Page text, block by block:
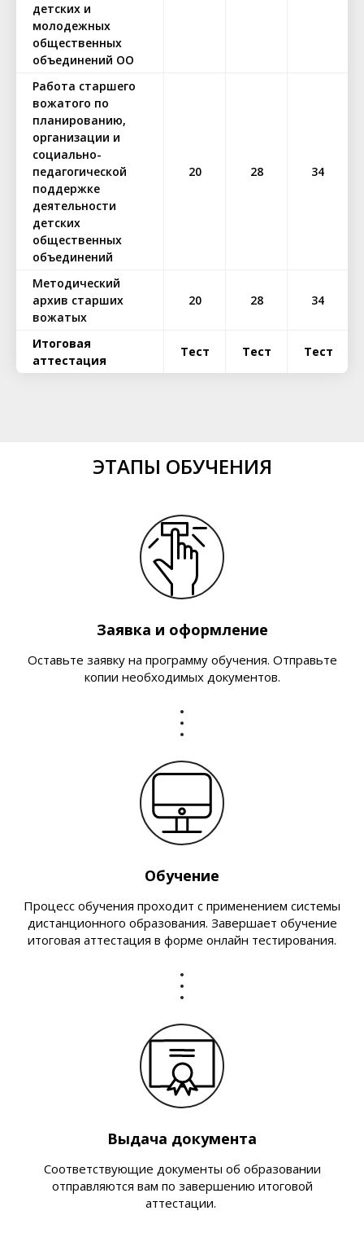
детских и
молодежных
общественных
объединений ОО
Работа старшего
вожатого по
планированию,
организации и
социально-
педагогической
поддержке
деятельности
детских
общественных
объединений
20 28 34
Методический
архив старших
вожатых
20 28 34
Итоговая
аттестация
Тест Тест Тест
ЭТАПЫ ОБУЧЕНИЯ
Заявка и оформление
Оставьте заявку на программу обучения. Отправьте
копии необходимых документов.
Обучение
Процесс обучения проходит с применением системы
дистанционного образования. Завершает обучение
итоговая аттестация в форме онлайн тестирования.
Выдача документа
Соответствующие документы об образовании
отправляются вам по завершению итоговой
аттестации.